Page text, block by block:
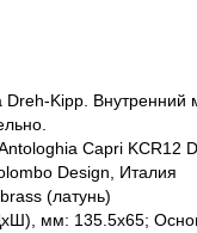
Dreh-Kipp. Внутренний
Capri KCR12
Design, Италия
(латунь)
мм: 135.5х65;